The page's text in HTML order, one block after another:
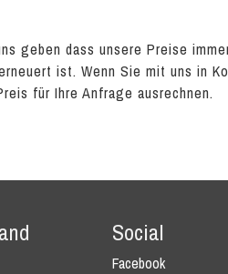
geben dass unsere Preise
ist. Wenn Sie mit uns in
für Ihre Anfrage ausrechnen.
Social
Facebook